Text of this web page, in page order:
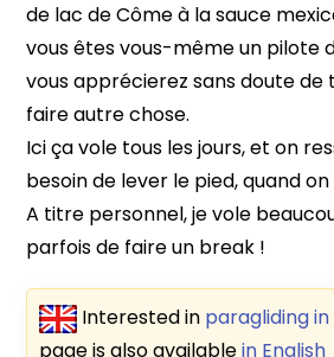
de lac de Côme à la sauce
vous êtes vous-même un pilote
vous apprécierez sans doute
faire autre chose.
Ici ça vole tous les jours, et on
besoin de lever le pied, quand
A titre personnel, je vole
parfois de faire un break !
Interested in paragliding
page is also availablein English